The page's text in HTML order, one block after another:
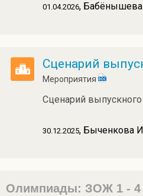
01.04.2026, Бабёнышева
Сценарий
Мероприятия
Сценарий выпускного
30.12.2025, Быченкова
Олимпиады: ЗОЖ 1 - 4